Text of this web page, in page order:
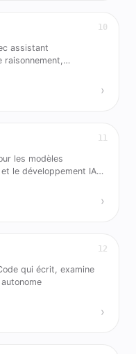
10
assistant
raisonnement,
›
11
les modèles
le développement IA
›
12
qui écrit, examine
›